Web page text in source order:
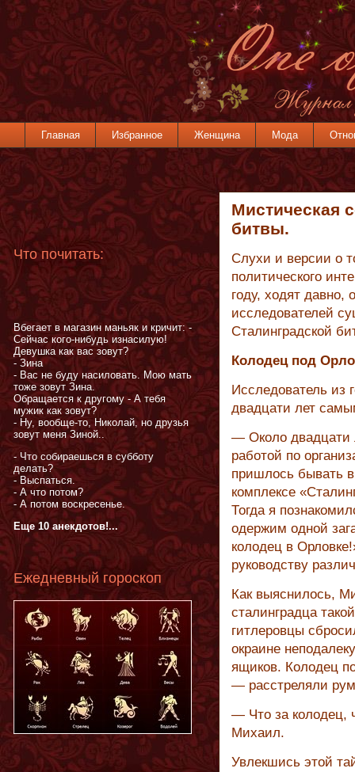
Главная Избранное Женщина Мода
Мистическая
битвы.
Слухи и версии о
политического
году, ходят давно,
исследователей
Сталинградской
Колодец под
Исследователь из
двадцати лет
— Около двадцати
работой по
пришлось бывать
комплексе
Тогда я
одержим одной
колодец в
руководству
Как выяснилось,
сталинградца
гитлеровцы
окраине
ящиков. Колодец
— расстреляли
— Что за колодец,
Михаил.
Увлекшись этой
Что почитать:
Вбегает в магазин маньяк и кричит: -
Сейчас кого-нибудь изнасилую!
Девушка как вас зовут?
- Зина
- Вас не буду насиловать. Мою мать
тоже зовут Зина.
Обращается к другому - А тебя
мужик как зовут?
- Ну, вообще-то, Николай, но друзья
зовут меня Зиной..
- Что собираешься в субботу
делать?
- Выспаться.
- А что потом?
- А потом воскресенье.
Еще 10 анекдотов!...
Ежедневный гороскоп